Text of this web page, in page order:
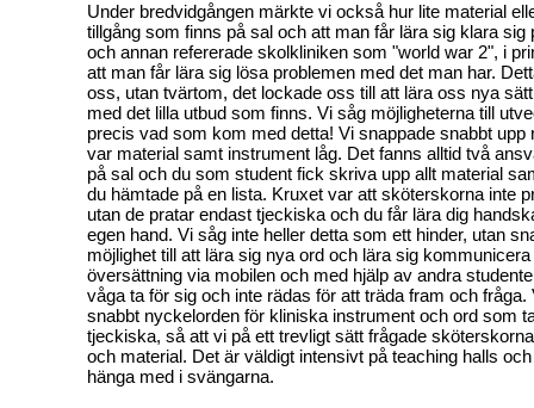
Under bredvidgången märkte vi också hur lite material
tillgång som finns på sal och att man får lära sig klara sig
och annan refererade skolkliniken som "world war 2", i
att man får lära sig lösa problemen med det man har.
oss, utan tvärtom, det lockade oss till att lära oss nya
med det lilla utbud som finns. Vi såg möjligheterna till
precis vad som kom med detta! Vi snappade snabbt upp
var material samt instrument låg. Det fanns alltid två
på sal och du som student fick skriva upp allt material
du hämtade på en lista. Kruxet var att sköterskorna inte
utan de pratar endast tjeckiska och du får lära dig
egen hand. Vi såg inte heller detta som ett hinder, utan
möjlighet till att lära sig nya ord och lära sig
översättning via mobilen och med hjälp av andra
våga ta för sig och inte rädas för att träda fram och
snabbt nyckelorden för kliniska instrument och ord som
tjeckiska, så att vi på ett trevligt sätt frågade
och material. Det är väldigt intensivt på teaching halls
hänga med i svängarna.